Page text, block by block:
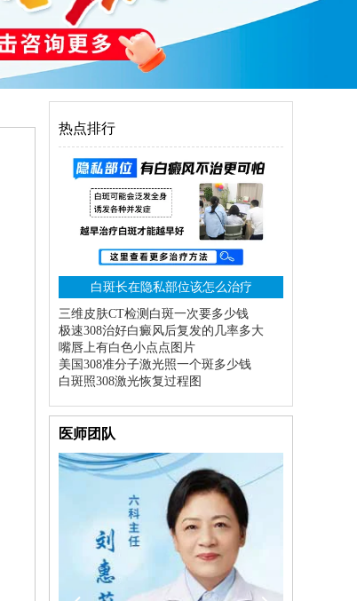
热点排行
白斑长在隐私部位该怎么治疗
三维皮肤CT检测白斑一次要多少钱
极速308治好白癜风后复发的几率多大
嘴唇上有白色小点点图片
美国308准分子激光照一个斑多少钱
白斑照308激光恢复过程图
医师团队